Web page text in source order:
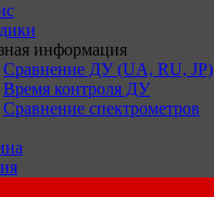
информация
Сравнение ДУ (UA, RU, JP)
Время контроля ДУ
Сравнение спектрометров